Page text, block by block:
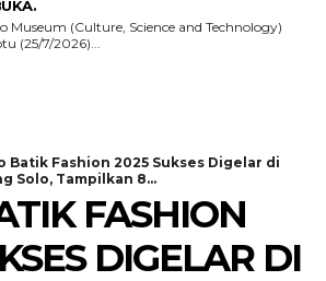
Museum (Culture, Science and Technology)
(25/7/2026)...